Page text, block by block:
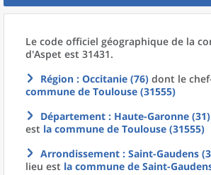
Le code officiel géographique de la
d'Aspet est 31431.
Région : Occitanie (76) dont le
commune de Toulouse (31555)
Département : Haute-Garonne (31)
est la commune de Toulouse (31555)
Arrondissement : Saint-Gaudens
lieu est la commune de Saint-